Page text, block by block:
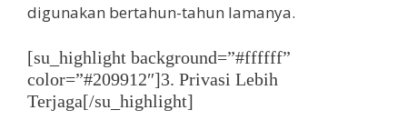
digunakan bertahun-tahun lamanya.
[su_highlight background=”#ffffff”
color=”#209912″]3. Privasi Lebih
Terjaga[/su_highlight]